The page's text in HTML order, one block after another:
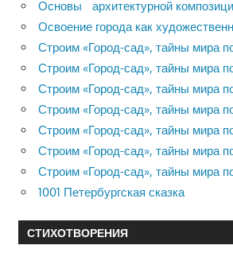
Основы архитектурной
Освоение города как
Строим «Город-сад», тайны мира
Строим «Город-сад», тайны мира
Строим «Город-сад», тайны мира
Строим «Город-сад», тайны мира
Строим «Город-сад», тайны мира
Строим «Город-сад», тайны мира
Строим «Город-сад», тайны мира
1001 Петербургская сказка
СТИХОТВОРЕНИЯ